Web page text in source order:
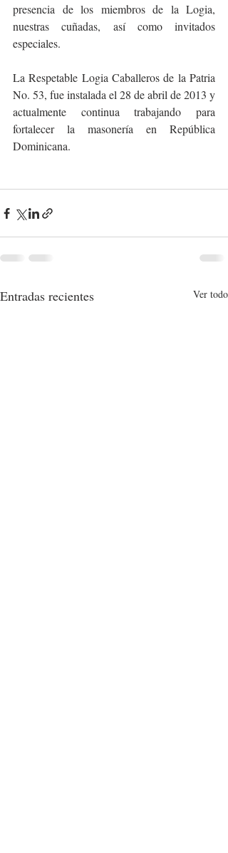
presencia de los miembros de la Logia,
nuestras cuñadas, así como invitados
especiales.
La Respetable Logia Caballeros de la Patria
No. 53, fue instalada el 28 de abril de 2013 y
actualmente continua trabajando para
fortalecer la masonería en República
Dominicana.
Entradas recientes Ver todo